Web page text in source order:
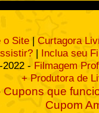
o Site | Curtagora
| Inclua seu
- Filmagem
+ Produtora de
Cupons que
Cupom